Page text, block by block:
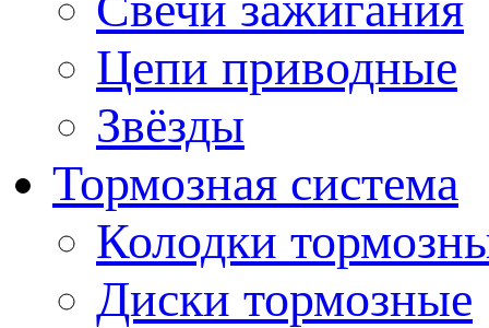
Цепи приводные
Звёзды
Тормозная система
Колодки
Диски тормозные